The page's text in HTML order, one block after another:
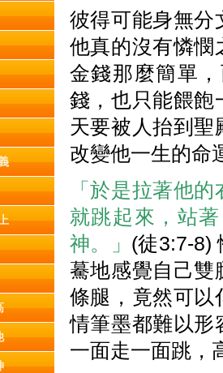
彼得可能身無分
他真的沒有憐憫
金錢那麼簡單
錢，也只能餵飽
天要被人抬到
改變他一生的命
「於是拉著他
就跳起來，站
神。」 (徒3:7-8)
驀地感覺自己雙
條腿，竟然可以
情筆墨都難以形
一面走一面跳，